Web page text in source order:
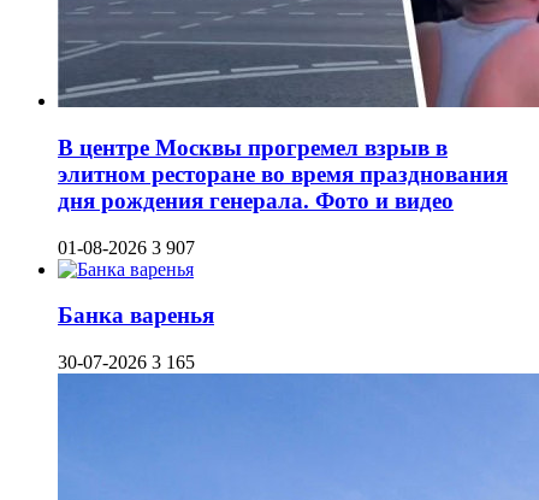
В центре Москвы прогремел взрыв в
элитном ресторане во время празднования
дня рождения генерала. Фото и видео
01-08-2026 3 907
Банка варенья
30-07-2026 3 165